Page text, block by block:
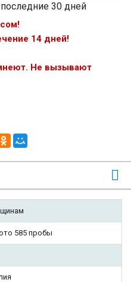
30 дней
14 дней!
Не вызывают
585 пробы